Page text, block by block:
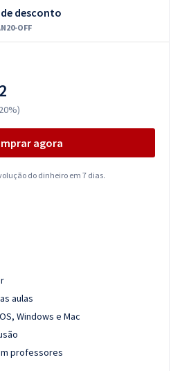
desconto
OFF
agora
do dinheiro em 7 dias.
aulas
Windows e Mac
professores